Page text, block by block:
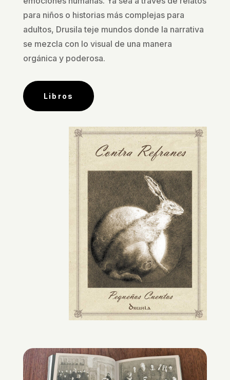
para niños o historias más complejas para
adultos, Drusila teje mundos donde la narrativa
se mezcla con lo visual de una manera
orgánica y poderosa.
Libros